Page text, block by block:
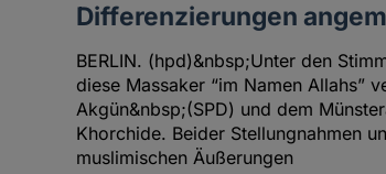
Differenzierungen
BERLIN. (hpd)&nbsp;Unter den
diese Massaker “im Namen Allahs”
Akgün&nbsp;(SPD) und dem
Khorchide. Beider Stellungnahmen
muslimischen Äußerungen